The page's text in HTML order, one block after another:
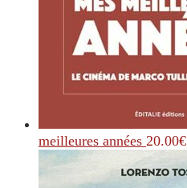
meilleures années 20.00€